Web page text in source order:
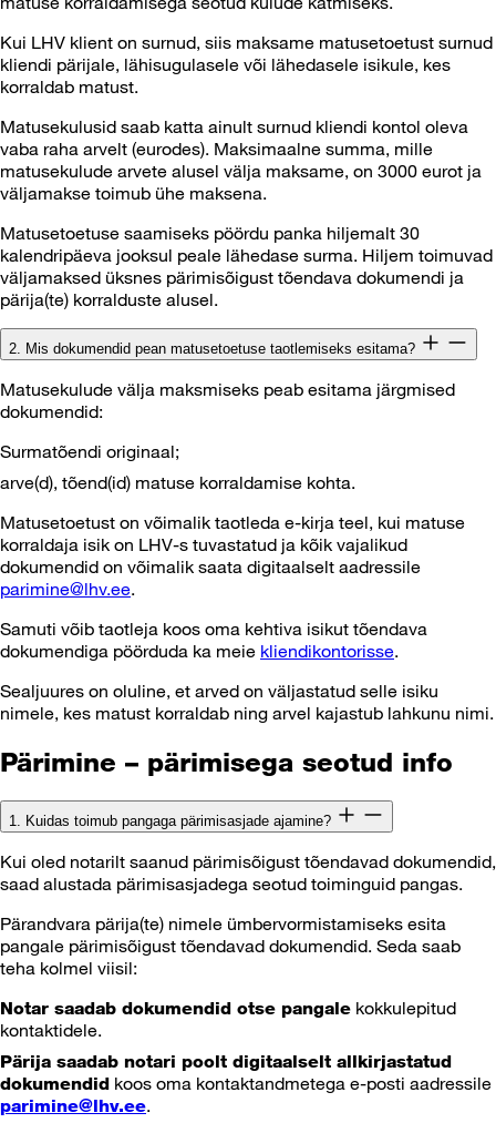
Kui LHV klient on surnud, siis maksame matusetoetust surnud
kliendi pärijale, lähisugulasele või lähedasele isikule, kes
korraldab matust.
Matusekulusid saab katta ainult surnud kliendi kontol oleva
vaba raha arvelt (eurodes). Maksimaalne summa, mille
matusekulude arvete alusel välja maksame, on 3000 eurot ja
väljamakse toimub ühe maksena.
Matusetoetuse saamiseks pöördu panka hiljemalt 30
kalendripäeva jooksul peale lähedase surma. Hiljem toimuvad
väljamaksed üksnes pärimisõigust tõendava dokumendi ja
pärija(te) korralduste alusel.
2. Mis dokumendid pean matusetoetuse taotlemiseks esitama?
Matusekulude välja maksmiseks peab esitama järgmised
dokumendid:
Surmatõendi originaal;
arve(d), tõend(id) matuse korraldamise kohta.
Matusetoetust on võimalik taotleda e-kirja teel, kui matuse
korraldaja isik on LHV-s tuvastatud ja kõik vajalikud
dokumendid on võimalik saata digitaalselt aadressile
parimine@lhv.ee.
Samuti võib taotleja koos oma kehtiva isikut tõendava
dokumendiga pöörduda ka meie kliendikontorisse.
Sealjuures on oluline, et arved on väljastatud selle isiku
nimele, kes matust korraldab ning arvel kajastub lahkunu nimi.
Pärimine – pärimisega seotud info
1. Kuidas toimub pangaga pärimisasjade ajamine?
Kui oled notarilt saanud pärimisõigust tõendavad dokumendid,
saad alustada pärimisasjadega seotud toiminguid pangas.
Pärandvara pärija(te) nimele ümbervormistamiseks esita
pangale pärimisõigust tõendavad dokumendid. Seda saab
teha kolmel viisil:
Notar saadab dokumendid otse pangale kokkulepitud
kontaktidele.
Pärija saadab notari poolt digitaalselt allkirjastatud
dokumendid koos oma kontaktandmetega e-posti aadressile
parimine@lhv.ee.